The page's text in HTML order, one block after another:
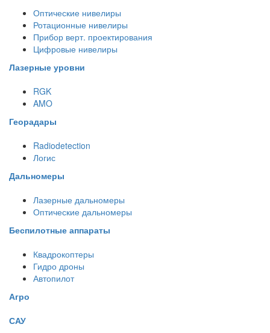
Оптические нивелиры
Ротационные нивелиры
Прибор верт. проектирования
Цифровые нивелиры
Лазерные уровни
RGK
AMO
Георадары
Radiodetection
Логис
Дальномеры
Лазерные дальномеры
Оптические дальномеры
Беспилотные аппараты
Квадрокоптеры
Гидро дроны
Автопилот
Агро
САУ